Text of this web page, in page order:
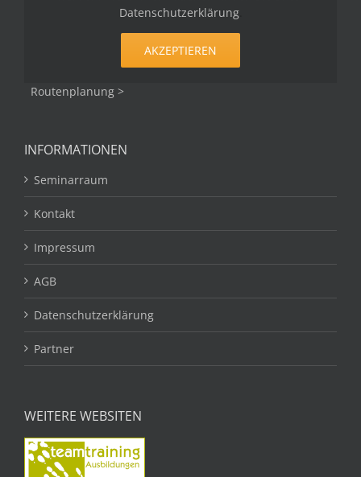
Datenschutzerklärung.
AKZEPTIEREN
Routenplanung >
INFORMATIONEN
Seminarraum
Kontakt
Impressum
AGB
Datenschutzerklärung
Partner
WEITERE WEBSITEN